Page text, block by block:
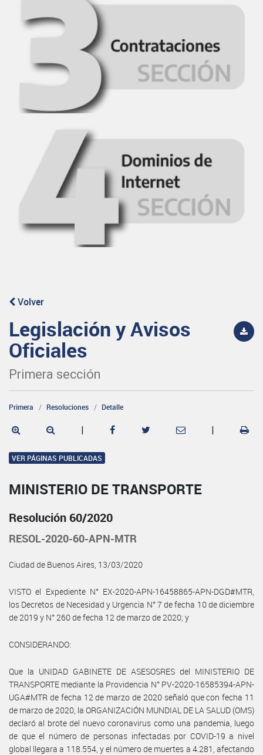
Volver
Legislación y Avisos
Oficiales
Primera sección
Primera Resoluciones Detalle
| |
VER PÁGINAS PUBLICADAS
MINISTERIO DE TRANSPORTE
Resolución 60/2020
RESOL-2020-60-APN-MTR
Ciudad de Buenos Aires, 13/03/2020
VISTO el Expediente N° EX-2020-APN-16458865-APN-DGD#MTR,
los Decretos de Necesidad y Urgencia N° 7 de fecha 10 de diciembre
de 2019 y N° 260 de fecha 12 de marzo de 2020; y
CONSIDERANDO:
Que la UNIDAD GABINETE DE ASESOSRES del MINISTERIO DE
TRANSPORTE mediante la Providencia N° PV-2020-16585394-APN-
UGA#MTR de fecha 12 de marzo de 2020 señaló que con fecha 11
de marzo de 2020, la ORGANIZACIÓN MUNDIAL DE LA SALUD (OMS)
declaró al brote del nuevo coronavirus como una pandemia, luego
de que el número de personas infectadas por COVID-19 a nivel
global llegara a 118.554, y el número de muertes a 4.281, afectando